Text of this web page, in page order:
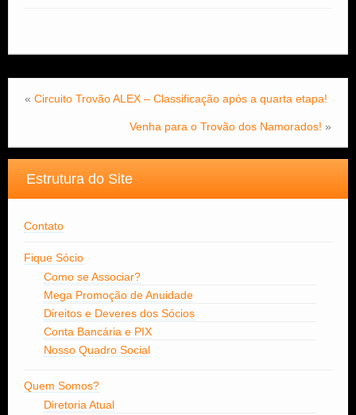
« Circuito Trovão ALEX – Classificação após a quarta etapa!
Venha para o Trovão dos Namorados! »
Estrutura do Site
Contato
Fique Sócio
Como se Associar?
Mega Promoção de Anuidade
Direitos e Deveres dos Sócios
Conta Bancária e PIX
Nosso Quadro Social
Quem Somos?
Diretoria Atual